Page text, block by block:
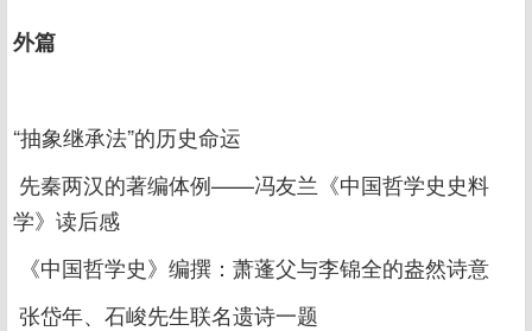
外篇
“抽象继承法”的历史命运
先秦两汉的著编体例——冯友兰《中国哲学史史料
学》读后感
《中国哲学史》编撰：萧蓬父与李锦全的盎然诗意
张岱年、石峻先生联名遗诗一题